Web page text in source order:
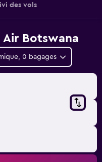
des vols
Air Botswana
0 bagages